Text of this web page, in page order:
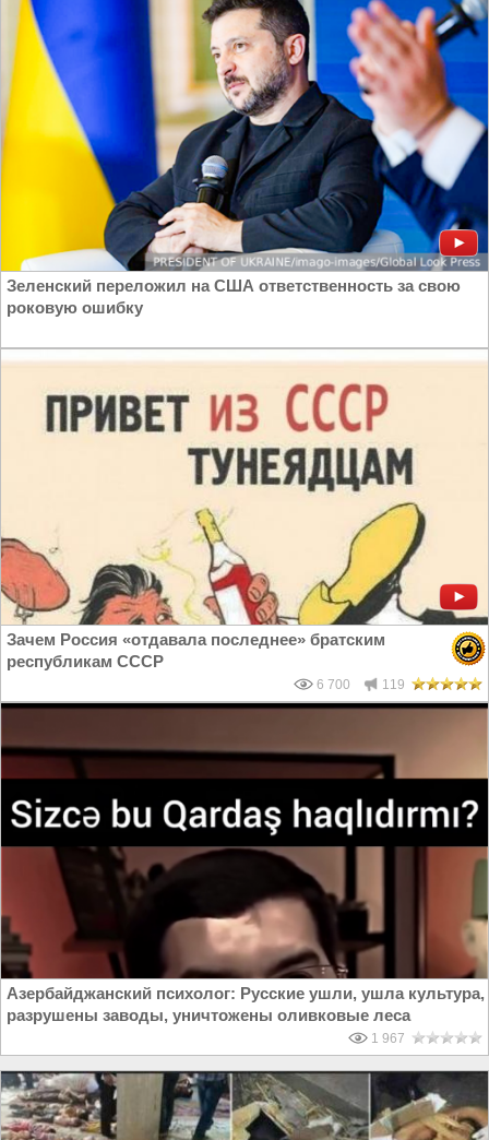
Украина
Зеленский переложил на США ответственность за свою
роковую ошибку
Зачем Россия «отдавала последнее» братским
республикам СССР
6 700 119
Азербайджанский психолог: Русские ушли, ушла культура,
разрушены заводы, уничтожены оливковые леса
1 967